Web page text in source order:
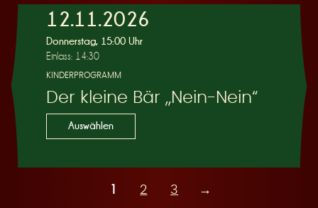
12.11.2026
Donnerstag, 15:00 Uhr
Einlass: 14:30
KINDERPROGRAMM
Der kleine Bär „Nein-Nein“
Auswählen
2 3 →